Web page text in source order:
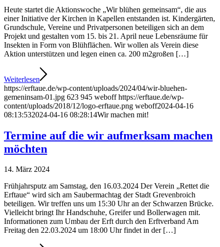
Heute startet die Aktionswoche „Wir blühen gemeinsam“, die aus
einer Initiative der Kirchen in Kapellen entstanden ist. Kindergärten,
Grundschule, Vereine und Privatpersonen beteiligen sich an dem
Projekt und gestalten vom 15. bis 21. April neue Lebensräume für
Insekten in Form von Blühflächen. Wir wollen als Verein diese
Aktion unterstützen und legen einen ca. 200 m2großen […]
Weiterlesen
https://erftaue.de/wp-content/uploads/2024/04/wir-bluehen-
gemeninsam-01.jpg 623 945 weboff https://erftaue.de/wp-
content/uploads/2018/12/logo-erftaue.png weboff2024-04-16
08:13:532024-04-16 08:28:14Wir machen mit!
Termine auf die wir aufmerksam machen
möchten
14. März 2024
Frühjahrsputz am Samstag, den 16.03.2024 Der Verein „Rettet die
Erftaue“ wird sich am Saubermachtag der Stadt Grevenbroich
beteiligen. Wir treffen uns um 15:30 Uhr an der Schwarzen Brücke.
Vielleicht bringt Ihr Handschuhe, Greifer und Bollerwagen mit.
Informationen zum Umbau der Erft durch den Erftverband Am
Freitag den 22.03.2024 um 18:00 Uhr findet in der […]